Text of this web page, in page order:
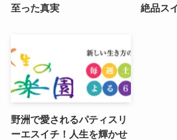
至った真実
絶品ス
野洲で愛されるパティスリ
ーエスイチ！人生を輝かせ